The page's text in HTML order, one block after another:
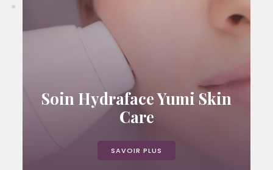
Soin Hydraface Yumi Skin
Care
SAVOIR PLUS